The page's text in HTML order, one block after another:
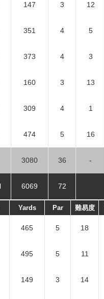
147 3 12
351 4 5
373 4 3
160 3 13
309 4 1
474 5 16
3080 36 -
6069 72
Yards Par 難易度
465 5 18
495 5 11
149 3 14